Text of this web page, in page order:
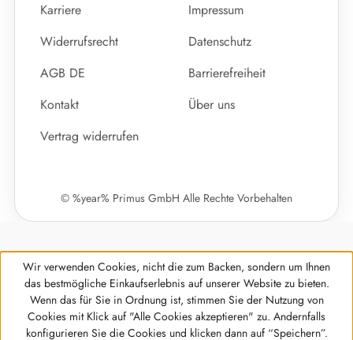
Karriere
Impressum
Widerrufsrecht
Datenschutz
AGB DE
Barrierefreiheit
Kontakt
Über uns
Vertrag widerrufen
© %year% Primus GmbH Alle Rechte Vorbehalten
Werkzeugleiste anzeigen
Wir verwenden Cookies, nicht die zum Backen, sondern um Ihnen
das bestmögliche Einkaufserlebnis auf unserer Website zu bieten.
Wenn das für Sie in Ordnung ist, stimmen Sie der Nutzung von
Cookies mit Klick auf "Alle Cookies akzeptieren" zu. Andernfalls
konfigurieren Sie die Cookies und klicken dann auf “Speichern”.